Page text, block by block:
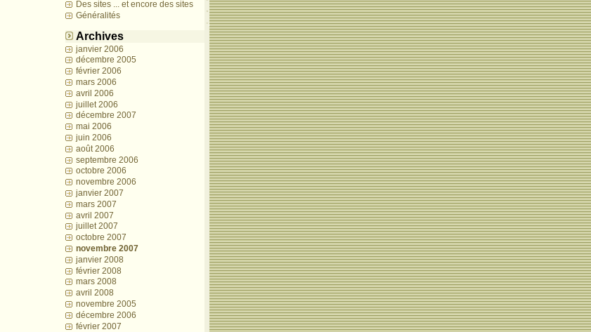
Des sites ... et encore des sites
Généralités
Archives
janvier 2006
décembre 2005
février 2006
mars 2006
avril 2006
juillet 2006
décembre 2007
mai 2006
juin 2006
août 2006
septembre 2006
octobre 2006
novembre 2006
janvier 2007
mars 2007
avril 2007
juillet 2007
octobre 2007
novembre 2007
janvier 2008
février 2008
mars 2008
avril 2008
novembre 2005
décembre 2006
février 2007